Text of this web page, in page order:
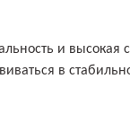
и высокая
в